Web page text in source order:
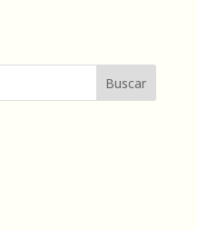
Buscar